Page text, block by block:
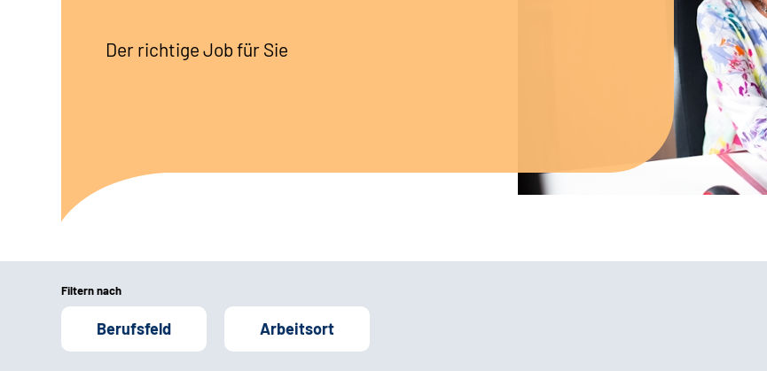
Der richtige Job für Sie
Filtern nach
Berufsfeld Arbeitsort